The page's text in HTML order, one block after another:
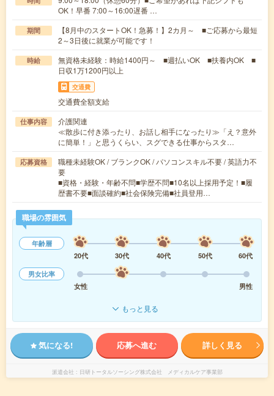
OK！早番 7:00～16:00遅番 …
期間
【8月中のスタートOK！急募！】2カ月～ ■ご応募から最短
2～3日後に就業が可能です！
時給
無資格未経験：時給1400円～ ■週払いOK ■扶養内OK ■
日収1万1200円以上
交通費
交通費全額支給
仕事内容
介護関連
≪散歩に付き添ったり、お話し相手になったり≫「え？意外
に簡単！」と思うくらい、スグできる仕事からスタ…
応募資格
職種未経験OK / ブランクOK / パソコンスキル不要 / 英語力不
要
■資格・経験・年齢不問■学歴不問■10名以上採用予定！■履
歴書不要■面談確約■社会保険完備■社員登用…
職場の雰囲気
年齢層
20代
30代 40代 50代
60代
男女比率
女性
男性
もっと見る
気になる! 応募へ進む 詳しく見る
派遣会社 日研トータルソーシング株式会社 メディカルケア事業部